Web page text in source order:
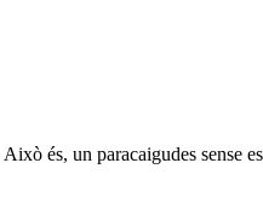
és, un paracaigudes sense